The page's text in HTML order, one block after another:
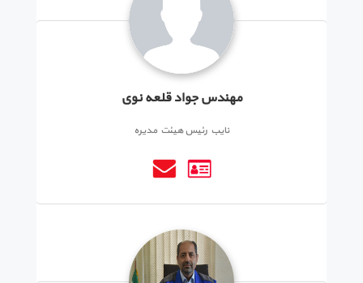
مهندس جواد قلعه نوی
نایب رئیس هیئت مدیره